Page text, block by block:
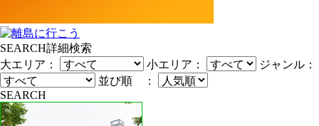
SEARCH詳細検索
大エリア：
小エリア：
ジャンル：
並び順 ：
SEARCH